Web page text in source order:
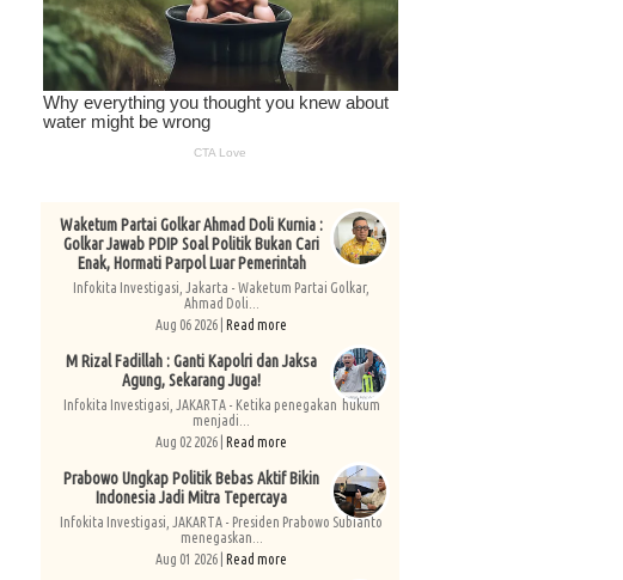
Waketum Partai Golkar Ahmad Doli Kurnia :
Golkar Jawab PDIP Soal Politik Bukan Cari
Enak, Hormati Parpol Luar Pemerintah
Infokita Investigasi, Jakarta - Waketum Partai Golkar,
Ahmad Doli...
Aug 06 2026 | Read more
M Rizal Fadillah : Ganti Kapolri dan Jaksa
Agung, Sekarang Juga!
Infokita Investigasi, JAKARTA - Ketika penegakan hukum
menjadi...
Aug 02 2026 | Read more
Prabowo Ungkap Politik Bebas Aktif Bikin
Indonesia Jadi Mitra Tepercaya
Infokita Investigasi, JAKARTA - Presiden Prabowo Subianto
menegaskan...
Aug 01 2026 | Read more